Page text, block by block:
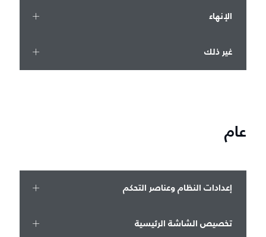
الإنهاء
غير ذلك
عام
إعدادات النظام وعناصر التحكم
تخصيص الشاشة الرئيسية